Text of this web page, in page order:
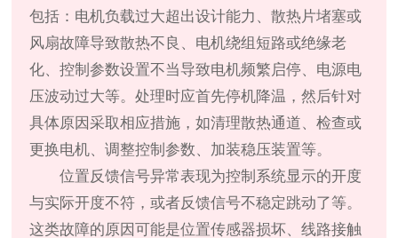
包括：电机负载过大超出设计能力、散热片堵塞或
风扇故障导致散热不良、电机绕组短路或绝缘老
化、控制参数设置不当导致电机频繁启停、电源电
压波动过大等。处理时应首先停机降温，然后针对
具体原因采取相应措施，如清理散热通道、检查或
更换电机、调整控制参数、加装稳压装置等。
位置反馈信号异常表现为控制系统显示的开度
与实际开度不符，或者反馈信号不稳定跳动了等。
这类故障的原因可能是位置传感器损坏、线路接触